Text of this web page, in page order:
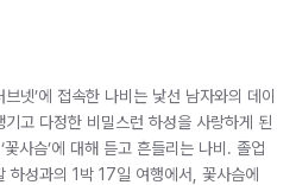
넷’에 접속한 나비는 낯선 남자와의 데이
고 다정한 비밀스런 하성을 사랑하게 된
사슴’에 대해 듣고 흔들리는 나비. 졸업
하성과의 1박 17일 여행에서, 꽃사슴에